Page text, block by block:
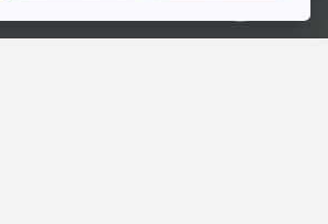
พร่ภาพสาธารณะแห่งประเทศไทย